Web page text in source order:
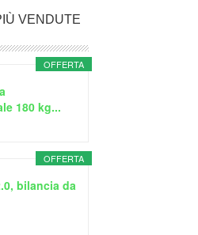
VENDUTE
OFFERTA
180 kg...
OFFERTA
bilancia da